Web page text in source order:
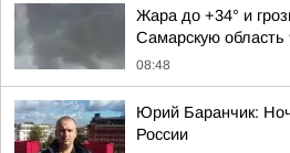
Жара до +34° и
Самарскую область
08:48
Юрий Баранчик:
России